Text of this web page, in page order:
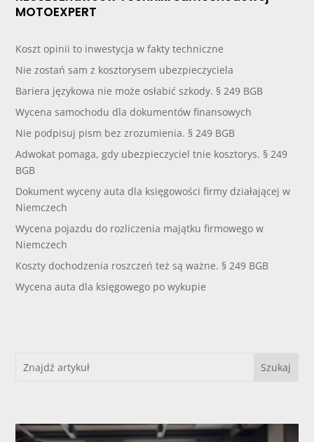
MOTOEXPERT
Koszt opinii to inwestycja w fakty techniczne
Nie zostań sam z kosztorysem ubezpieczyciela
Bariera językowa nie może osłabić szkody. § 249 BGB
Wycena samochodu dla dokumentów finansowych
Nie podpisuj pism bez zrozumienia. § 249 BGB
Adwokat pomaga, gdy ubezpieczyciel tnie kosztorys. § 249
BGB
Dokument wyceny auta dla księgowości firmy działającej w
Niemczech
Wycena pojazdu do rozliczenia majątku firmowego w
Niemczech
Koszty dochodzenia roszczeń też są ważne. § 249 BGB
Wycena auta dla księgowego po wykupie